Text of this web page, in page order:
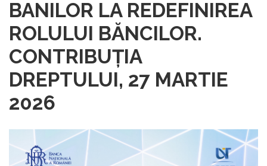
BANILOR LA REDEFINIREA
ROLULUI BĂNCILOR.
CONTRIBUȚIA
DREPTULUI, 27 MARTIE
2026